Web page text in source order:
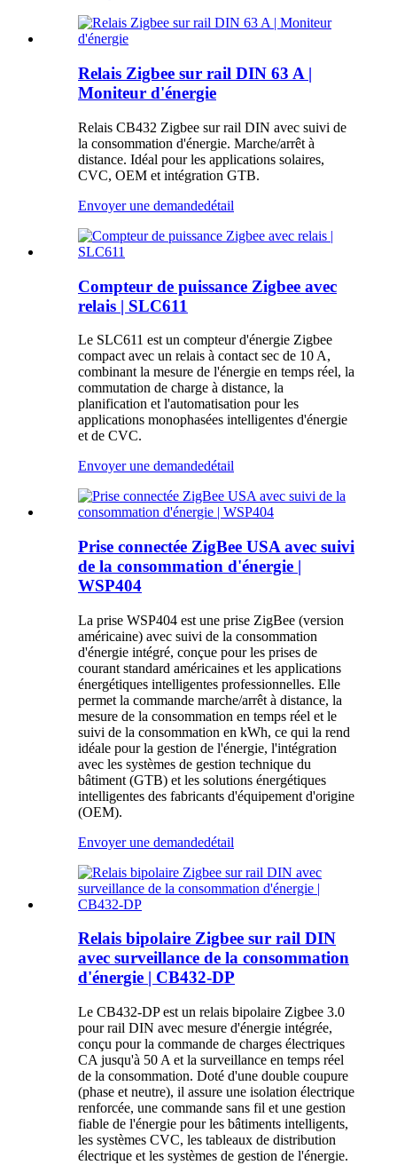
Relais Zigbee sur rail DIN 63 A |
Moniteur d'énergie
Relais CB432 Zigbee sur rail DIN avec suivi de
la consommation d'énergie. Marche/arrêt à
distance. Idéal pour les applications solaires,
CVC, OEM et intégration GTB.
Envoyer une demandedétail
Compteur de puissance Zigbee avec
relais | SLC611
Le SLC611 est un compteur d'énergie Zigbee
compact avec un relais à contact sec de 10 A,
combinant la mesure de l'énergie en temps réel, la
commutation de charge à distance, la
planification et l'automatisation pour les
applications monophasées intelligentes d'énergie
et de CVC.
Envoyer une demandedétail
Prise connectée ZigBee USA avec suivi
de la consommation d'énergie |
WSP404
La prise WSP404 est une prise ZigBee (version
américaine) avec suivi de la consommation
d'énergie intégré, conçue pour les prises de
courant standard américaines et les applications
énergétiques intelligentes professionnelles. Elle
permet la commande marche/arrêt à distance, la
mesure de la consommation en temps réel et le
suivi de la consommation en kWh, ce qui la rend
idéale pour la gestion de l'énergie, l'intégration
avec les systèmes de gestion technique du
bâtiment (GTB) et les solutions énergétiques
intelligentes des fabricants d'équipement d'origine
(OEM).
Envoyer une demandedétail
Relais bipolaire Zigbee sur rail DIN
avec surveillance de la consommation
d'énergie | CB432-DP
Le CB432-DP est un relais bipolaire Zigbee 3.0
pour rail DIN avec mesure d'énergie intégrée,
conçu pour la commande de charges électriques
CA jusqu'à 50 A et la surveillance en temps réel
de la consommation. Doté d'une double coupure
(phase et neutre), il assure une isolation électrique
renforcée, une commande sans fil et une gestion
fiable de l'énergie pour les bâtiments intelligents,
les systèmes CVC, les tableaux de distribution
électrique et les systèmes de gestion de l'énergie.